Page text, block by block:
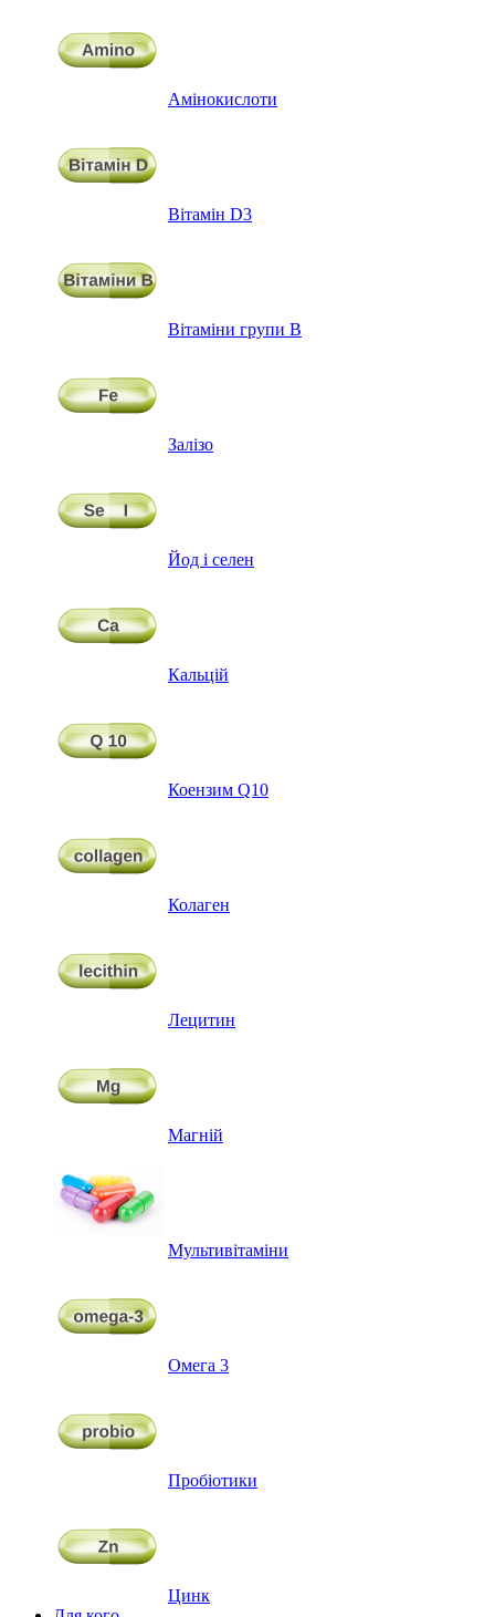
Амінокислоти
Вітамін D3
Вітаміни групи В
Залізо
Йод і селен
Кальцій
Коензим Q10
Колаген
Лецитин
Магній
Мультивітаміни
Омега 3
Пробіотики
Цинк